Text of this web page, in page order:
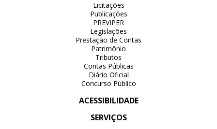
Licitações
Publicações
PREVIPER
Legislações
Prestação de Contas
Patrimônio
Tributos
Contas Públicas
Diário Oficial
Concurso Público
ACESSIBILIDADE
SERVIÇOS